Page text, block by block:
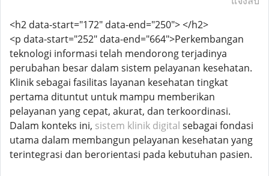
<h2 data-start="172" data-end="250"> </h2>
<p data-start="252" data-end="664">Perkembangan
teknologi informasi telah mendorong terjadinya
perubahan besar dalam sistem pelayanan kesehatan.
Klinik sebagai fasilitas layanan kesehatan tingkat
pertama dituntut untuk mampu memberikan
pelayanan yang cepat, akurat, dan terkoordinasi.
Dalam konteks ini, sistem klinik digital sebagai fondasi
utama dalam membangun pelayanan kesehatan yang
terintegrasi dan berorientasi pada kebutuhan pasien.